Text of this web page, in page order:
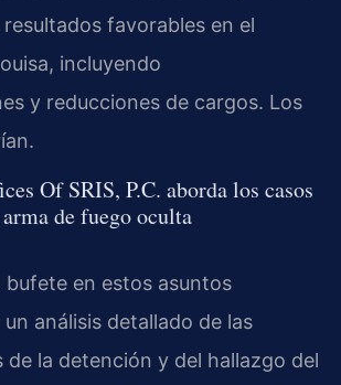
favorables en el
incluyendo
y reducciones de cargos. Los
Of SRIS, P.C. aborda los casos
de fuego oculta
bufete en estos asuntos
análisis detallado de las
de la detención y del hallazgo del